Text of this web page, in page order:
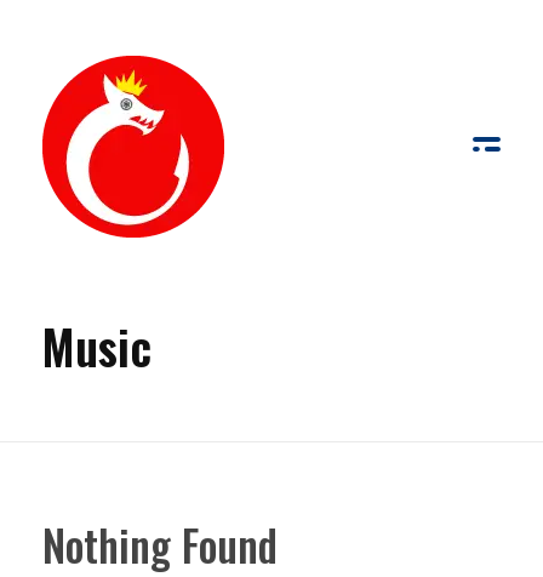
Music
Nothing Found